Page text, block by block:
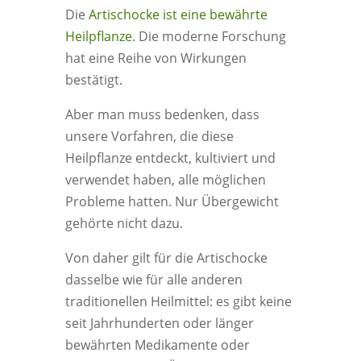
Die Artischocke ist eine bewährte
Heilpflanze. Die moderne Forschung
hat eine Reihe von Wirkungen
bestätigt.
Aber man muss bedenken, dass
unsere Vorfahren, die diese
Heilpflanze entdeckt, kultiviert und
verwendet haben, alle möglichen
Probleme hatten. Nur Übergewicht
gehörte nicht dazu.
Von daher gilt für die Artischocke
dasselbe wie für alle anderen
traditionellen Heilmittel: es gibt keine
seit Jahrhunderten oder länger
bewährten Medikamente oder